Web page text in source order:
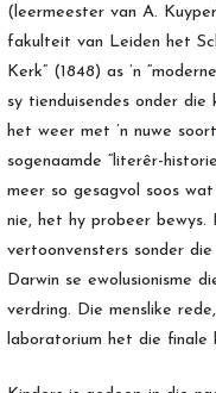
(leermeester van A.
fakulteit van Leiden het
Kerk” (1848) as ’n
sy tienduisendes onder die
het weer met ’n nuwe
sogenaamde “literêr-
meer so gesagvol soos
nie, het hy probeer
vertoonvensters sonder
Darwin se ewolusionisme
verdring. Die menslike
laboratorium het die finale